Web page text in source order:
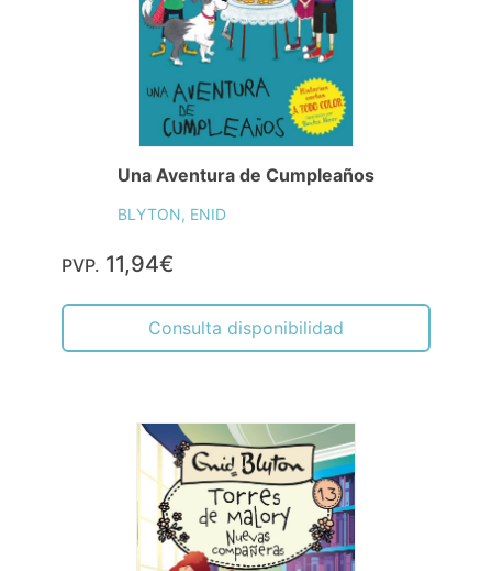
Una Aventura de Cumpleaños
BLYTON, ENID
PVP. 11,94€
Consulta disponibilidad